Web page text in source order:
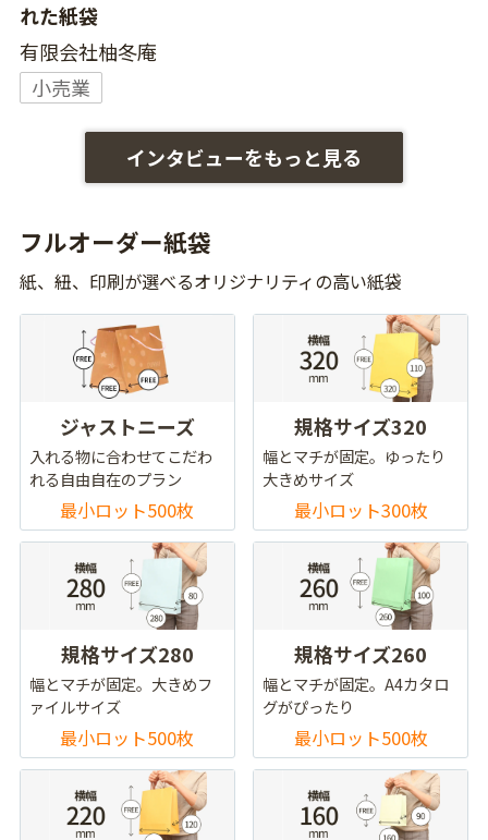
れた紙袋
有限会社柚冬庵
小売業
インタビューをもっと見る
フルオーダー紙袋
紙、紐、印刷が選べるオリジナリティの高い紙袋
ジャストニーズ
入れる物に合わせてこだわ
れる自由自在のプラン
最小ロット500枚
規格サイズ320
幅とマチが固定。ゆったり
大きめサイズ
最小ロット300枚
規格サイズ280
幅とマチが固定。大きめフ
ァイルサイズ
最小ロット500枚
規格サイズ260
幅とマチが固定。A4カタロ
グがぴったり
最小ロット500枚